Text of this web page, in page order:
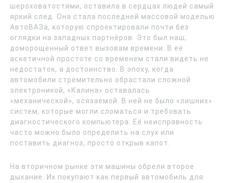
шероховатостями, оставила в сердцах людей самый
яркий след. Она стала последней массовой моделью
АвтоВАЗа, которую спроектировали почти без
оглядки на западных партнёров. Это был наш,
доморощенный ответ вызовам времени. В её
аскетичной простоте со временем стали видеть не
недостаток, а достоинство. В эпоху, когда
автомобили стремительно обрастали сложной
электроникой, «Калина» оставалась
«механической», осязаемой. В ней не было «лишних»
систем, которые могли сломаться и требовать
диагностического компьютера. Её неисправность
часто можно было определить на слух или
поставить диагноз, просто открыв капот.
На вторичном рынке эти машины обрели второе
дыхание. Их покупают как первый автомобиль для